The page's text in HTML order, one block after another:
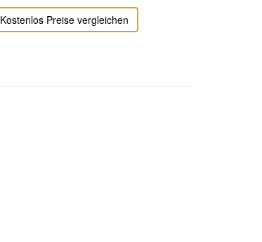
Kostenlos Preise vergleichen